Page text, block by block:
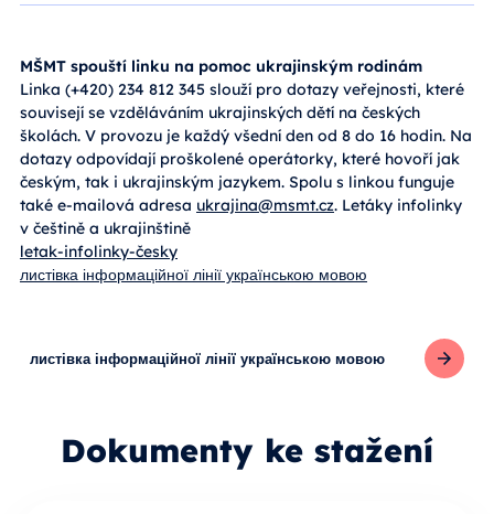
MŠMT spouští linku na pomoc ukrajinským rodinám
Linka (+420) 234 812 345 slouží pro dotazy veřejnosti, které
souvisejí se vzděláváním ukrajinských dětí na českých
školách. V provozu je každý všední den od 8 do 16 hodin. Na
dotazy odpovídají proškolené operátorky, které hovoří jak
českým, tak i ukrajinským jazykem. Spolu s linkou funguje
také e-mailová adresa ukrajina@msmt.cz. Letáky infolinky
v češtině a ukrajinštině
letak-infolinky-česky
листівка інформаційної лінії українською мовою
листівка інформаційної лінії українською мовою
Dokumenty ke stažení